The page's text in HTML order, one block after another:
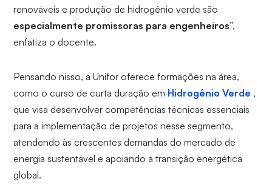
renováveis e produção de hidrogênio verde são
especialmente promissoras para engenheiros”,
enfatiza o docente.
Pensando nisso, a Unifor oferece formações na área,
como o curso de curta duração em Hidrogênio Verde ,
que visa desenvolver competências técnicas essenciais
para a implementação de projetos nesse segmento,
atendendo às crescentes demandas do mercado de
energia sustentável e apoiando a transição energética
global.